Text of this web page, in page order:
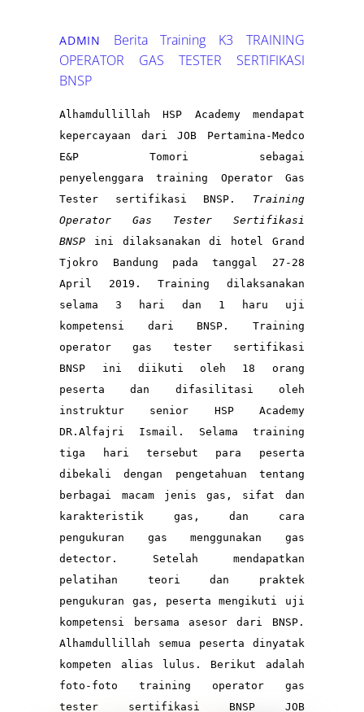
ADMIN Berita Training K3
TRAINING
OPERATOR GAS TESTER SERTIFIKASI
BNSP
Alhamdullillah HSP Academy mendapat
kepercayaan dari JOB Pertamina-Medco
E&P Tomori sebagai
penyelenggara training Operator Gas
Tester sertifikasi BNSP. Training
Operator Gas Tester Sertifikasi
BNSP ini dilaksanakan di hotel Grand
Tjokro Bandung pada tanggal 27-28
April 2019. Training dilaksanakan
selama 3 hari dan 1 haru uji
kompetensi dari BNSP. Training
operator gas tester sertifikasi
BNSP ini diikuti oleh 18 orang
peserta dan difasilitasi oleh
instruktur senior HSP Academy
DR.Alfajri Ismail. Selama training
tiga hari tersebut para peserta
dibekali dengan pengetahuan tentang
berbagai macam jenis gas, sifat dan
karakteristik gas, dan cara
pengukuran gas menggunakan gas
detector. Setelah mendapatkan
pelatihan teori dan praktek
pengukuran gas, peserta mengikuti uji
kompetensi bersama asesor dari BNSP.
Alhamdullillah semua peserta dinyatak
kompeten alias lulus. Berikut adalah
foto-foto training operator gas
tester sertifikasi BNSP JOB